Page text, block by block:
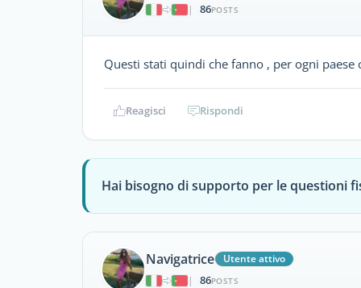
|
86POSTS
Questi stati quindi che fanno , per ogni
Reagisci Rispondi
Hai bisogno di supporto per le questioni
Navigatrice
Utente attivo
|
86POSTS